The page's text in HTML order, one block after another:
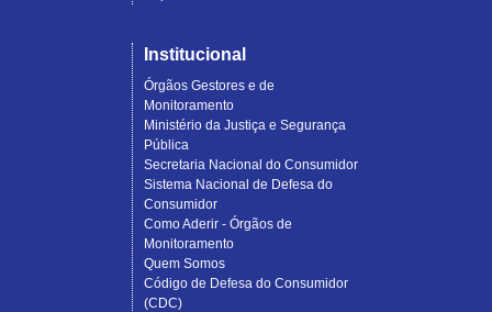
Institucional
Órgãos Gestores e de
Monitoramento
Ministério da Justiça e Segurança
Pública
Secretaria Nacional do Consumidor
Sistema Nacional de Defesa do
Consumidor
Como Aderir - Órgãos de
Monitoramento
Quem Somos
Código de Defesa do Consumidor
(CDC)